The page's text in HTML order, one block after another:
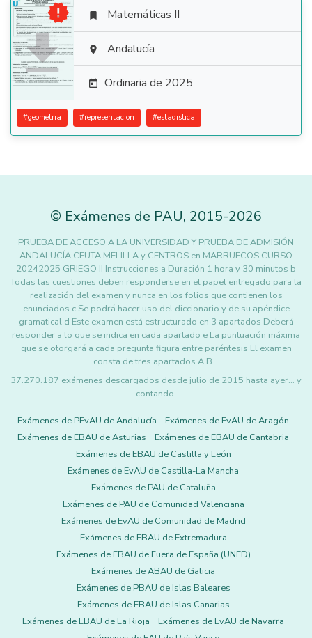

  Matemáticas II
 Andalucía
 Ordinaria de 2025
#geometria #representacion #estadistica
© Exámenes de PAU, 2015-2026
PRUEBA DE ACCESO A LA UNIVERSIDAD Y PRUEBA DE ADMISIÓN
ANDALUCÍA CEUTA MELILLA y CENTROS en MARRUECOS CURSO
20242025 GRIEGO II Instrucciones a Duración 1 hora y 30 minutos b
Todas las cuestiones deben responderse en el papel entregado para la
realización del examen y nunca en los folios que contienen los
enunciados c Se podrá hacer uso del diccionario y de su apéndice
gramatical d Este examen está estructurado en 3 apartados Deberá
responder a lo que se indica en cada apartado e La puntuación máxima
que se otorgará a cada pregunta figura entre paréntesis El examen
consta de tres apartados A B…
37.270.187 exámenes descargados desde julio de 2015 hasta ayer... y
contando.
Exámenes de PEvAU de Andalucía
Exámenes de EvAU de Aragón
Exámenes de EBAU de Asturias
Exámenes de EBAU de Cantabria
Exámenes de EBAU de Castilla y León
Exámenes de EvAU de Castilla-La Mancha
Exámenes de PAU de Cataluña
Exámenes de PAU de Comunidad Valenciana
Exámenes de EvAU de Comunidad de Madrid
Exámenes de EBAU de Extremadura
Exámenes de EBAU de Fuera de España (UNED)
Exámenes de ABAU de Galicia
Exámenes de PBAU de Islas Baleares
Exámenes de EBAU de Islas Canarias
Exámenes de EBAU de La Rioja
Exámenes de EvAU de Navarra